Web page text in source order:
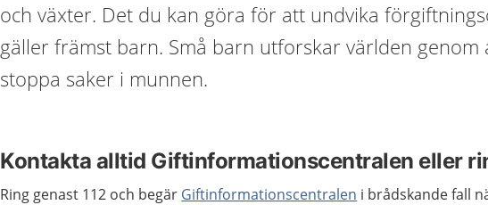
och växter. Det du kan göra för att undvika
gäller främst barn. Små barn utforskar världen genom
stoppa saker i munnen.
Kontakta alltid Giftinformationscentralen eller
Ring genast 112 och begär Giftinformationscentralen i brådskande fall